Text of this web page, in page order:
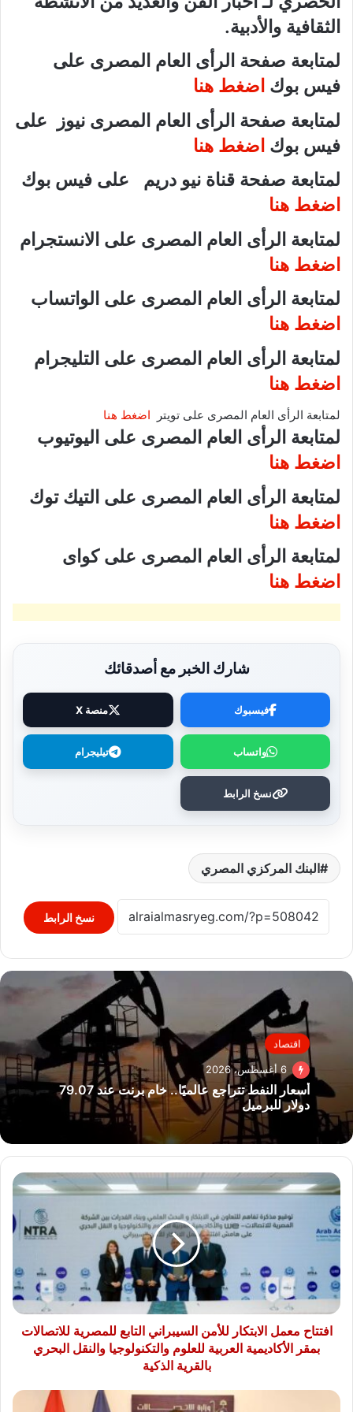
الثقافية والأدبية.
لمتابعة صفحة الرأى العام المصرى على
فيس بوك اضغط هنا
لمتابعة صفحة الرأى العام المصرى نيوز على
فيس بوك اضغط هنا
لمتابعة صفحة قناة نيو دريم على فيس بوك
اضغط هنا
لمتابعة الرأى العام المصرى على الانستجرام
اضغط هنا
لمتابعة الرأى العام المصرى على الواتساب
اضغط هنا
لمتابعة الرأى العام المصرى على التليجرام
اضغط هنا
لمتابعة الرأى العام المصرى على تويتر اضغط هنا
لمتابعة الرأى العام المصرى على اليوتيوب
اضغط هنا
لمتابعة الرأى العام المصرى على التيك توك
اضغط هنا
لمتابعة الرأى العام المصرى على كواى
اضغط هنا
شارك الخبر مع أصدقائك
فيسبوك منصة X
واتساب تيليجرام
نسخ الرابط
البنك المركزي المصري
نسخ الرابط
اقتصاد
6 أغسطس، 2026
أسعار النفط تتراجع عالميًا.. خام برنت عند 79.07
دولار للبرميل
افتتاح
معمل
الابتكار
للأمن
السيبراني
للمصرية
للاتصالات
بمقر
الأكاديمية
والنقل
افتتاح معمل الابتكار للأمن السيبراني التابع للمصرية للاتصالات
بمقر الأكاديمية العربية للعلوم والتكنولوجيا والنقل البحري
بالقرية الذكية
وزارة